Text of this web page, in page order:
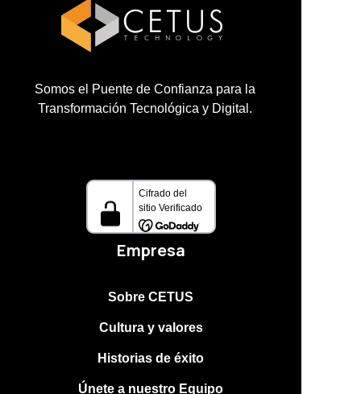
Somos el Puente de Confianza para la
Transformación Tecnológica y Digital .
Empresa
Sobre CETUS
Cultura y valores
Historias de éxito
Únete a nuestro Equipo